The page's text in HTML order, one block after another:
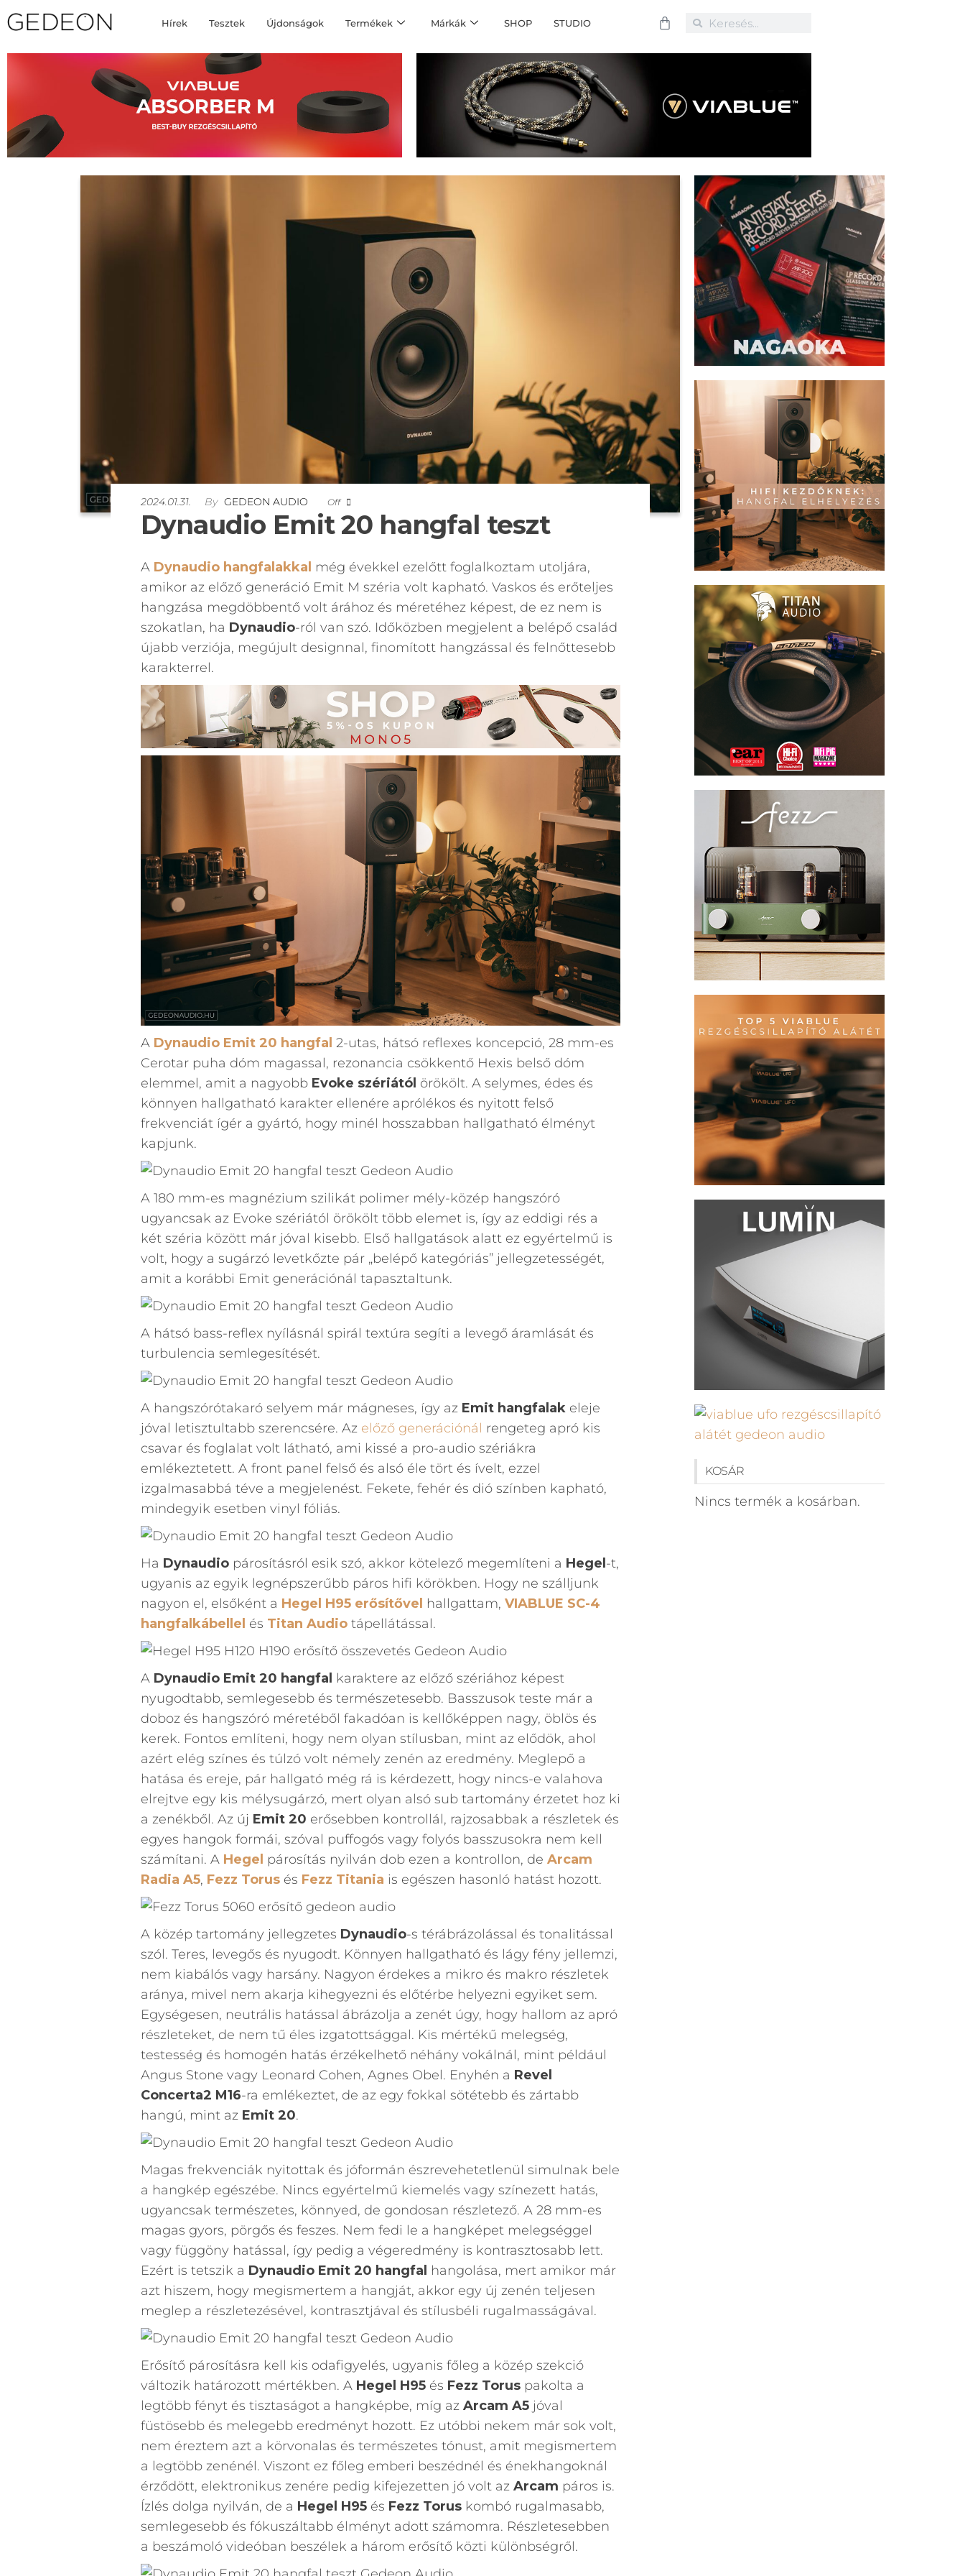
Hírek Tesztek Újdonságok Termékek Márkák SHOP STUDIO
2024.01.31. By GEDEON AUDIO Off
Dynaudio Emit 20 hangfal teszt
A Dynaudio hangfalakkal még évekkel ezelőtt foglalkoztam utoljára,
amikor az előző generáció Emit M széria volt kapható. Vaskos és erőteljes
hangzása megdöbbentő volt árához és méretéhez képest, de ez nem is
szokatlan, ha Dynaudio-ról van szó. Időközben megjelent a belépő család
újabb verziója, megújult designnal, finomított hangzással és felnőttesebb
karakterrel.
A Dynaudio Emit 20 hangfal 2-utas, hátsó reflexes koncepció, 28 mm-es
Cerotar puha dóm magassal, rezonancia csökkentő Hexis belső dóm
elemmel, amit a nagyobb Evoke szériától örökölt. A selymes, édes és
könnyen hallgatható karakter ellenére aprólékos és nyitott felső
frekvenciát ígér a gyártó, hogy minél hosszabban hallgatható élményt
kapjunk.
A 180 mm-es magnézium szilikát polimer mély-közép hangszóró
ugyancsak az Evoke szériától örökölt több elemet is, így az eddigi rés a
két széria között már jóval kisebb. Első hallgatások alatt ez egyértelmű is
volt, hogy a sugárzó levetkőzte pár „belépő kategóriás” jellegzetességét,
amit a korábbi Emit generációnál tapasztaltunk.
A hátsó bass-reflex nyílásnál spirál textúra segíti a levegő áramlását és
turbulencia semlegesítését.
A hangszórótakaró selyem már mágneses, így az Emit hangfalakeleje
jóval letisztultabb szerencsére. Az előző generációnál rengeteg apró kis
csavar és foglalat volt látható, ami kissé a pro-audio szériákra
emlékeztetett. A front panel felső és alsó éle tört és ívelt, ezzel
izgalmasabbá téve a megjelenést. Fekete, fehér és dió színben kapható,
mindegyik esetben vinyl fóliás.
Ha Dynaudiopárosításról esik szó, akkor kötelező megemlíteni a Hegel -t,
ugyanis az egyik legnépszerűbb páros hifi körökben. Hogy ne szálljunk
nagyon el, elsőként a Hegel H95 erősítővel hallgattam, VIABLUE SC-4
hangfalkábellel és Titan Audiotápellátással.
A Dynaudio Emit 20 hangfal karaktere az előző szériához képest
nyugodtabb, semlegesebb és természetesebb. Basszusok teste már a
doboz és hangszóró méretéből fakadóan is kellőképpen nagy, öblös és
kerek. Fontos említeni, hogy nem olyan stílusban, mint az elődök, ahol
azért elég színes és túlzó volt némely zenén az eredmény. Meglepő a
hatása és ereje, pár hallgató még rá is kérdezett, hogy nincs-e valahova
elrejtve egy kis mélysugárzó, mert olyan alsó sub tartomány érzetet hoz ki
a zenékből. Az új Emit 20 erősebben kontrollál, rajzosabbak a részletek és
egyes hangok formái, szóval puffogós vagy folyós basszusokra nem kell
számítani. A Hegel párosítás nyilván dob ezen a kontrollon, de Arcam
Radia A5, Fezz Torusés Fezz Titania is egészen hasonló hatást hozott.
A közép tartomány jellegzetes Dynaudio-s térábrázolással és tonalitással
szól. Teres, levegős és nyugodt. Könnyen hallgatható és lágy fény jellemzi,
nem kiabálós vagy harsány. Nagyon érdekes a mikro és makro részletek
aránya, mivel nem akarja kihegyezni és előtérbe helyezni egyiket sem.
Egységesen, neutrális hatással ábrázolja a zenét úgy, hogy hallom az apró
részleteket, de nem tű éles izgatottsággal. Kis mértékű melegség,
testesség és homogén hatás érzékelhető néhány vokálnál, mint például
Angus Stone vagy Leonard Cohen, Agnes Obel. Enyhén a Revel
Concerta2 M16-ra emlékeztet, de az egy fokkal sötétebb és zártabb
hangú, mint az Emit 20.
Magas frekvenciák nyitottak és jóformán észrevehetetlenül simulnak bele
a hangkép egészébe. Nincs egyértelmű kiemelés vagy színezett hatás,
ugyancsak természetes, könnyed, de gondosan részletező. A 28 mm-es
magas gyors, pörgős és feszes. Nem fedi le a hangképet melegséggel
vagy függöny hatással, így pedig a végeredmény is kontrasztosabb lett.
Ezért is tetszik a Dynaudio Emit 20 hangfal hangolása, mert amikor már
azt hiszem, hogy megismertem a hangját, akkor egy új zenén teljesen
meglep a részletezésével, kontrasztjával és stílusbéli rugalmasságával.
Erősítő párosításra kell kis odafigyelés, ugyanis főleg a közép szekció
változik határozott mértékben. A Hegel H95és Fezz Toruspakolta a
legtöbb fényt és tisztaságot a hangképbe, míg az Arcam A5jóval
füstösebb és melegebb eredményt hozott. Ez utóbbi nekem már sok volt,
nem éreztem azt a körvonalas és természetes tónust, amit megismertem
a legtöbb zenénél. Viszont ez főleg emberi beszédnél és énekhangoknál
érződött, elektronikus zenére pedig kifejezetten jó volt az Arcam páros is.
Ízlés dolga nyilván, de a Hegel H95és Fezz Toruskombó rugalmasabb,
semlegesebb és fókuszáltabb élményt adott számomra. Részletesebben
a beszámoló videóban beszélek a három erősítő közti különbségről.
KOSÁR
Nincs termék a kosárban.